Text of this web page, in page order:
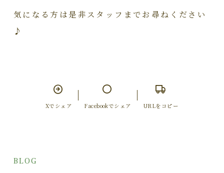
気になる方は是非スタッフまでお尋ねください
♪
Xでシェア Facebookでシェア URLをコピー
BLOG